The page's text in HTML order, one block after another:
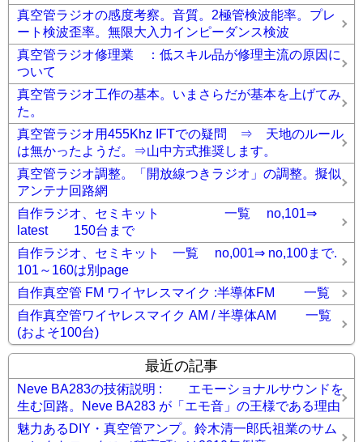
真空管ラジオの感度考察。音質。2極管検波能率。プレ
ート検波歪率。無限大入力インピーダンス検波
真空管ラジオ修理業 ：低スキル品が修理主流の原因に
ついて
真空管ラジオ工作の基本。いまさらだが基本を上げてみ
た。
真空管ラジオ用455Khz IFTでの疑問 ⇒ 天地のルール
は無かったようだ。⇒山中方式推奨します。
真空管ラジオ調整。「開放線つきラジオ」の調整。擬似
アンテナ回路網
自作ラジオ、セミキット 一覧 no,101⇒
latest 150台まで
自作ラジオ、セミキット 一覧 no,001⇒ no,100まで.
101～160は別page
自作真空管 FM ワイヤレスマイク :半導体FM 一覧
自作真空管ワイヤレスマイク AM / 半導体AM 一覧
(およそ100台)
最近の記事
Neve BA283の技術説明 : エモーショナルサウンドを
生む回路。Neve BA283 が「エモ音」の王様である理由
魅力あるDIY・真空管アンプ。鈴木清一郎氏祖業のサム